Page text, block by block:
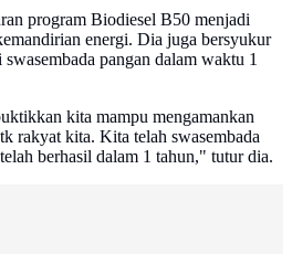
program Biodiesel B50 menjadi
energi. Dia juga bersyukur
pangan dalam waktu 1
kita mampu mengamankan
rakyat kita. Kita telah swasembada
berhasil dalam 1 tahun," tutur dia.